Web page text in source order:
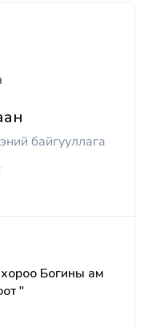
байгууллага
хороо Богины ам
"